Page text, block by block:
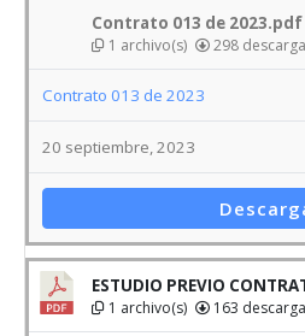
Contrato 013 de 2023.pdf
1 archivo(s) 298
Contrato 013 de 2023
20 septiembre, 2023
ESTUDIO PREVIO
1 archivo(s) 163